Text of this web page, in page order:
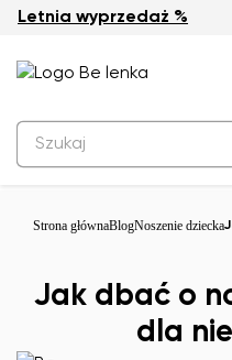
Letnia wyprzedaż %
Strona głównaBlogNoszenie dziecka
Jak dbać o
dla